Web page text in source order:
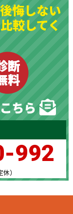
悔しない
較してく
992
）